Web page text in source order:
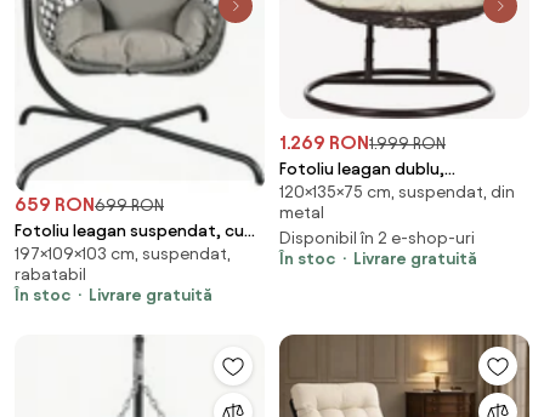
659 RON699 RON
Fotoliu leagan suspendat, cu
perne moi, cos pliabil,
rezistente la UV, împletitură PE
ratan, structură metalică,
197×109×103 cm, suspendat,
rabatabil
În stoc
Livrare gratuită
1.269 RON1.999 RON
Fotoliu leagan dublu,
suspendat, cu perne moi,
rezistente la UV, împletitură tip
răchită, structură metalică,
pentru interior și exterior,
120×135×75 cm, suspendat, din
metal
Disponibil în 2 e-shop-uri
În stoc
Livrare gratuită